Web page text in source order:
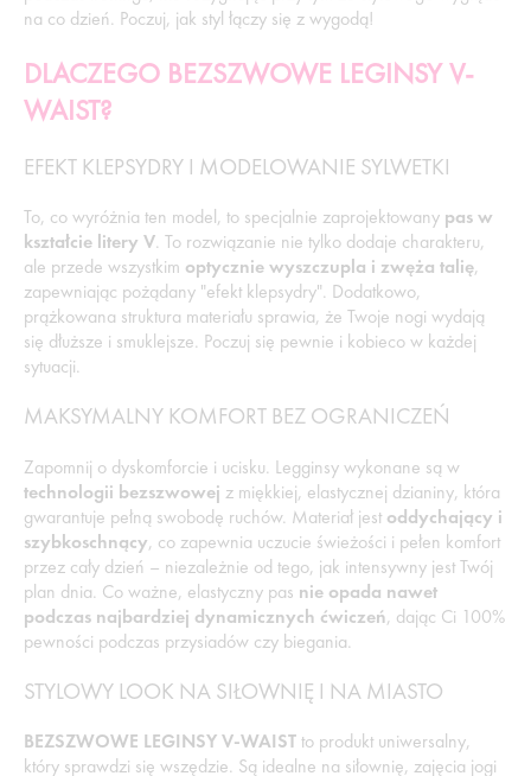
na co dzień. Poczuj, jak styl łączy się z wygodą!
DLACZEGO BEZSZWOWE LEGINSY V-
WAIST?
EFEKT KLEPSYDRY I MODELOWANIE SYLWETKI
To, co wyróżnia ten model, to specjalnie zaprojektowany pas w
kształcie litery V. To rozwiązanie nie tylko dodaje charakteru,
ale przede wszystkim optycznie wyszczupla i zwęża talię,
zapewniając pożądany "efekt klepsydry". Dodatkowo,
prążkowana struktura materiału sprawia, że Twoje nogi wydają
się dłuższe i smuklejsze. Poczuj się pewnie i kobieco w każdej
sytuacji.
MAKSYMALNY KOMFORT BEZ OGRANICZEŃ
Zapomnij o dyskomforcie i ucisku. Legginsy wykonane są w
technologii bezszwowej z miękkiej, elastycznej dzianiny, która
gwarantuje pełną swobodę ruchów. Materiał jest oddychający i
szybkoschnący, co zapewnia uczucie świeżości i pełen komfort
przez cały dzień – niezależnie od tego, jak intensywny jest Twój
plan dnia. Co ważne, elastyczny pas nie opada nawet
podczas najbardziej dynamicznych ćwiczeń, dając Ci 100%
pewności podczas przysiadów czy biegania.
STYLOWY LOOK NA SIŁOWNIĘ I NA MIASTO
BEZSZWOWE LEGINSY V-WAISTto produkt uniwersalny,
który sprawdzi się wszędzie. Są idealne na siłownię, zajęcia jogi